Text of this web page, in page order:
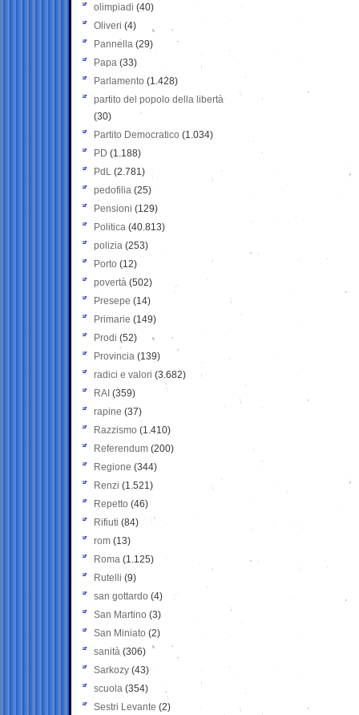
olimpiadi (40)
Oliveri (4)
Pannella (29)
Papa (33)
Parlamento (1.428)
partito del popolo della libertà
(30)
Partito Democratico (1.034)
PD (1.188)
PdL (2.781)
pedofilia (25)
Pensioni (129)
Politica (40.813)
polizia (253)
Porto (12)
povertà (502)
Presepe (14)
Primarie (149)
Prodi (52)
Provincia (139)
radici e valori (3.682)
RAI (359)
rapine (37)
Razzismo (1.410)
Referendum (200)
Regione (344)
Renzi (1.521)
Repetto (46)
Rifiuti (84)
rom (13)
Roma (1.125)
Rutelli (9)
san gottardo (4)
San Martino (3)
San Miniato (2)
sanità (306)
Sarkozy (43)
scuola (354)
Sestri Levante (2)